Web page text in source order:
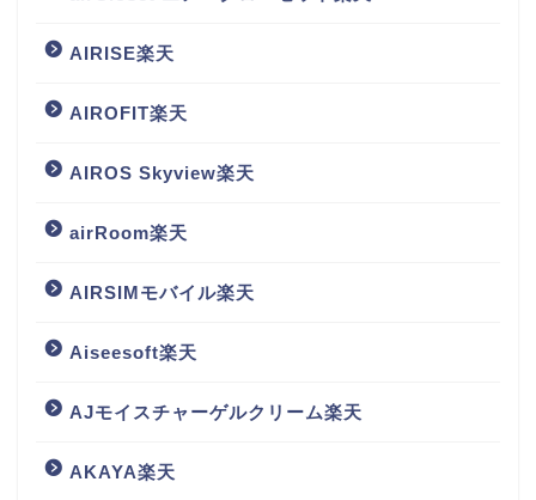
AIRISE楽天
AIROFIT楽天
AIROS Skyview楽天
airRoom楽天
AIRSIMモバイル楽天
Aiseesoft楽天
AJモイスチャーゲルクリーム楽天
AKAYA楽天